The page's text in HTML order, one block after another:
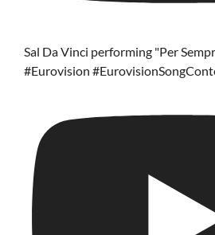
Sal Da Vinci performing "Per
#Eurovision